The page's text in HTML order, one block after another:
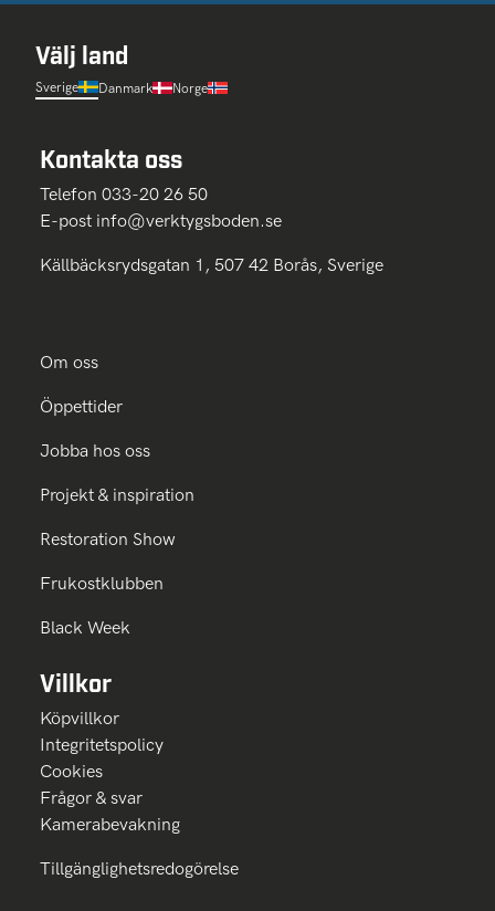
Välj land
Sverige Danmark Norge
Kontakta oss
Telefon 033-20 26 50
E-post info@verktygsboden.se
Källbäcksrydsgatan 1, 507 42 Borås, Sverige
Om oss
Öppettider
Jobba hos oss
Projekt & inspiration
Restoration Show
Frukostklubben
Black Week
Villkor
Köpvillkor
Integritetspolicy
Cookies
Frågor & svar
Kamerabevakning
Tillgänglighetsredogörelse